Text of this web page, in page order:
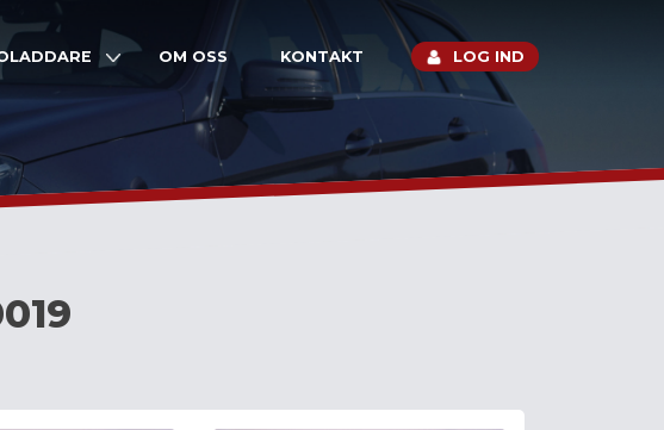
OM OSS KONTAKT LOG IND